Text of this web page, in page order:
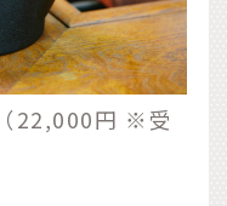
22,000円 ※受